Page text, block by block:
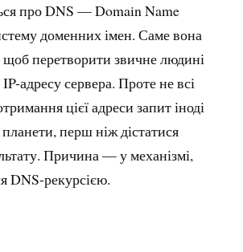
про DNS — Domain Name
доменних імен. Саме вона
щоб перетворити звичне людині
IP-адресу сервера. Проте не всі
цієї адреси запит іноді
перш ніж дістатися
Причина — у механізмі,
DNS-рекурсією.